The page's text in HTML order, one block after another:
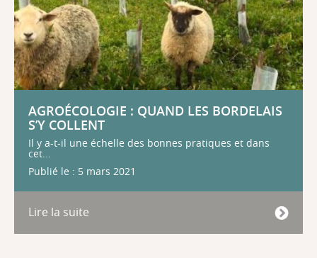
AGROÉCOLOGIE : QUAND LES BORDELAIS
S’Y COLLENT
Il y a-t-il une échelle des bonnes pratiques et dans
cet...
Publié le : 5 mars 2021
Lire la suite